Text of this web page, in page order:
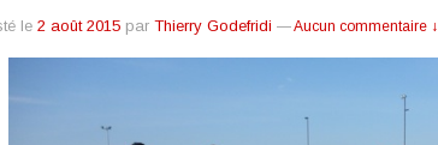
le 2 août 2015 par Thierry Godefridi —Aucun commentaire ↓